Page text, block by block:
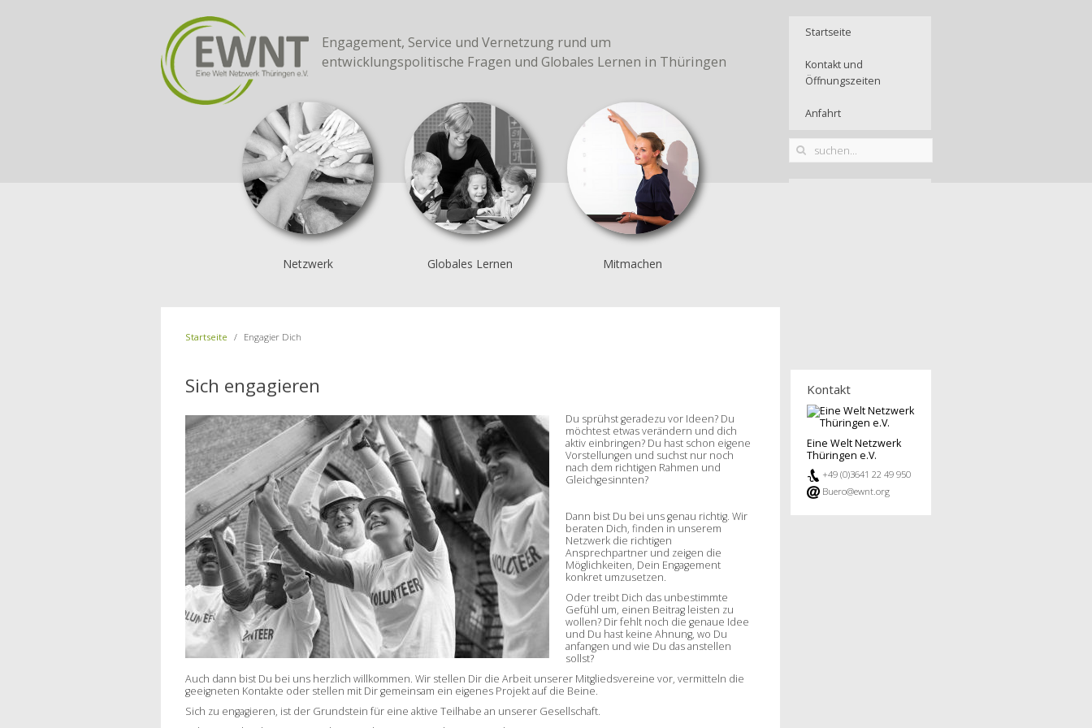
Engagement, Service und Vernetzung rund um
entwicklungspolitische Fragen und Globales Lernen in Thüringen
Startseite
Kontakt und
Öffnungszeiten
Anfahrt
Netzwerk Globales Lernen Mitmachen
Startseite Engagier Dich
Sich engagieren
Du sprühst geradezu vor Ideen? Du
möchtest etwas verändern und dich
aktiv einbringen? Du hast schon eigene
Vorstellungen und suchst nur noch
nach dem richtigen Rahmen und
Gleichgesinnten?
Dann bist Du bei uns genau richtig. Wir
beraten Dich, finden in unserem
Netzwerk die richtigen
Ansprechpartner und zeigen die
Möglichkeiten, Dein Engagement
konkret umzusetzen.
Oder treibt Dich das unbestimmte
Gefühl um, einen Beitrag leisten zu
wollen? Dir fehlt noch die genaue Idee
und Du hast keine Ahnung, wo Du
anfangen und wie Du das anstellen
sollst?
Auch dann bist Du bei uns herzlich willkommen. Wir stellen Dir die Arbeit unserer Mitgliedsvereine vor, vermitteln die
geeigneten Kontakte oder stellen mit Dir gemeinsam ein eigenes Projekt auf die Beine.
Sich zu engagieren, ist der Grundstein für eine aktive Teilhabe an unserer Gesellschaft.
Kontakt
Eine Welt Netzwerk
Thüringen e.V.
+49 (0)3641 22 49 950
Buero@ewnt.org